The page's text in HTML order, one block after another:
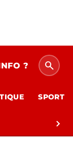
? search
SPORT
chevron_right